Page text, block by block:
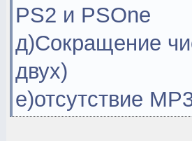
PS2 и PSOne
д)Сокращение
двух)
е)отсутствие